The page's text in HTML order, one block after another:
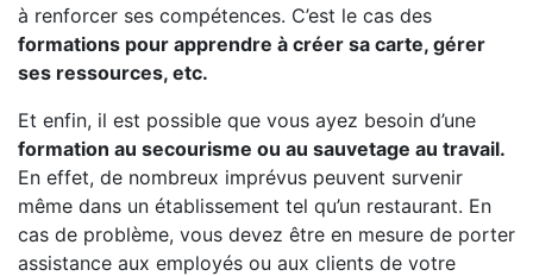
à renforcer ses compétences. C’est le cas des
formations pour apprendre à créer sa carte, gérer
ses ressources, etc.
Et enfin, il est possible que vous ayez besoin d’une
formation au secourisme ou au sauvetage au travail.
En effet, de nombreux imprévus peuvent survenir
même dans un établissement tel qu’un restaurant. En
cas de problème, vous devez être en mesure de porter
assistance aux employés ou aux clients de votre